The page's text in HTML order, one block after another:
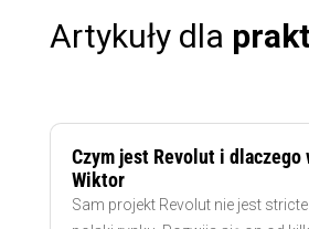
Artykuły dla
Czym jest Revolut i dlaczego
Wiktor
Sam projekt Revolut nie jest